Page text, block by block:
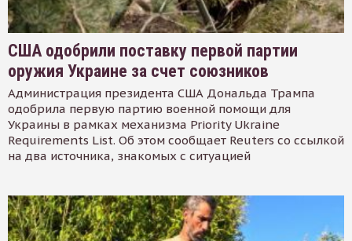
США одобрили поставку первой партии
оружия Украине за счет союзников
Администрация президента США Дональда Трампа
одобрила первую партию военной помощи для
Украины в рамках механизма Priority Ukraine
Requirements List. Об этом сообщает Reuters со ссылкой
на два источника, знакомых с ситуацией